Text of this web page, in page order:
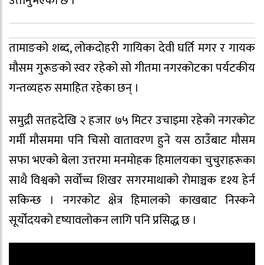
तामाङको शब्द, लोकदोहरी गायिका देवी घर्ति मगर र गायक
मौसम गुरूङको स्वर रहेको सो गीतमा नगरकोटका पर्यटकीय
गन्तव्यहरु समाहित रहेका छन् ।
समुद्री सतहदेखि २ हजार ७५ मिटर उचाइमा रहेको नगरकोट
गर्मी मौसममा पनि चिसो वातावरण हुने यस ठाउँबाट मौसम
सफा भएको बेला उत्तरमा मनमोहक हिमालयका चुचुराहरूका
साथै विश्वको सर्वोच्च शिखर सगरमाथाको रोमाञ्चक दृश्य हेर्न
सकिन्छ । नगरकोट क्षेत्र हिमालको काखबाट निस्कने
सूर्योदयको दृष्यावलोकन लागि पनि प्रसिद्ध छ ।